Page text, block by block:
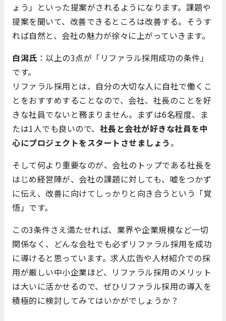
ょう」といった提案がされるようになります。課題や
提案を聞いて、改善できるところは改善する。そうす
れば自然と、会社の魅力が徐々に上がっていきます。
白潟氏 ：以上の3点が「リファラル採用成功の条件」
です。
リファラル採用とは、自分の大切な人に自社で働くこ
とをおすすめすることなので、会社、社長のことを好
きな社員でないと務まりません。まずは6名程度、ま
たは1人でも良いので、 社長と会社が好きな社員を中
心にプロジェクトをスタートさせましょう 。
そして何より重要なのが、会社のトップである社長を
はじめ経営陣が、会社の課題に対しても、嘘をつかず
に伝え、改善に向けてしっかりと向き合うという「覚
悟」です。
この3条件さえ満たせれば、業界や企業規模など一切
関係なく、どんな会社でも必ずリファラル採用を成功
に導けると思っています。求人広告や人材紹介での採
用が厳しい中小企業ほど、リファラル採用のメリット
は大いに活かせるので、ぜひリファラル採用の導入を
積極的に検討してみてはいかがでしょうか？